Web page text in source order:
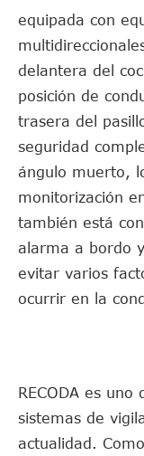
equipada con
delantera del
posición de
trasera del
seguridad
ángulo muerto,
monitorización
también está
alarma a bordo
evitar varios
ocurrir en la
RECODA es
sistemas de
actualidad.